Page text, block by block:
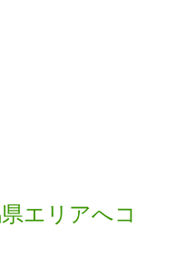
エリアへコ